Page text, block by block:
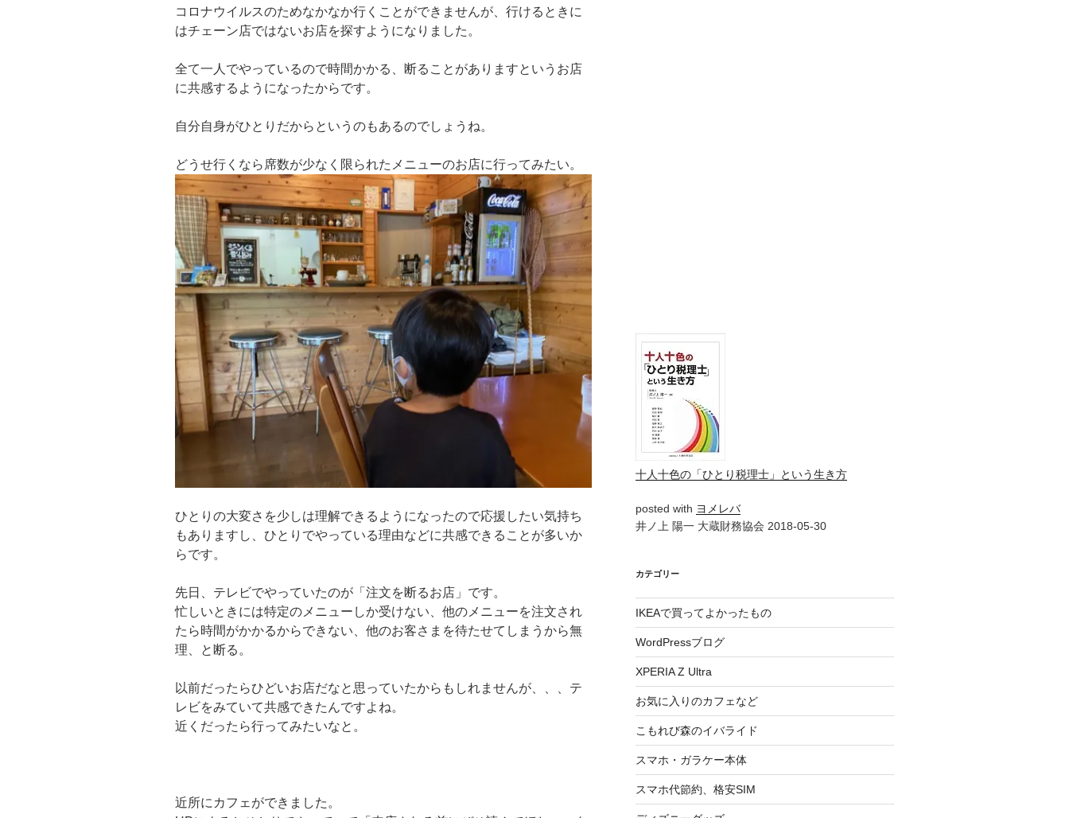
コロナウイルスのためなかなか行くことができませんが、行けるときに
はチェーン店ではないお店を探すようになりました。
全て一人でやっているので時間かかる、断ることがありますというお店
に共感するようになったからです。
自分自身がひとりだからというのもあるのでしょうね。
どうせ行くなら席数が少なく限られたメニューのお店に行ってみたい。
ひとりの大変さを少しは理解できるようになったので応援したい気持ち
もありますし、ひとりでやっている理由などに共感できることが多いか
らです。
先日、テレビでやっていたのが「注文を断るお店」です。
忙しいときには特定のメニューしか受けない、他のメニューを注文され
たら時間がかかるからできない、他のお客さまを待たせてしまうから無
理、と断る。
以前だったらひどいお店だなと思っていたからもしれませんが、、、テ
レビをみていて共感できたんですよね。
近くだったら行ってみたいなと。
近所にカフェができました。
十人十色の「ひとり税理士」という生き方
posted with ヨメレバ
井ノ上 陽一 大蔵財務協会 2018-05-30
カテゴリー
IKEAで買ってよかったもの
WordPressブログ
XPERIA Z Ultra
お気に入りのカフェなど
こもれび森のイバライド
スマホ・ガラケー本体
スマホ代節約、格安SIM